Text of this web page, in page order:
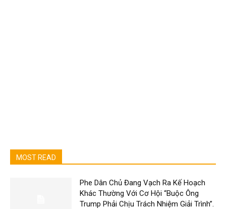
MOST READ
Phe Dân Chủ Đang Vạch Ra Kế Hoạch
Khác Thường Với Cơ Hội “Buộc Ông
Trump Phải Chịu Trách Nhiệm Giải Trình”.